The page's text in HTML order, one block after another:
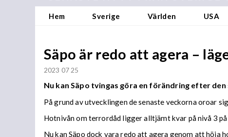
Hem Sverige Världen USA
Säpo är redo att agera –
2023 07 25
Nu kan Säpo tvingas göra en förändring efter
På grund av utvecklingen de senaste veckorna oroar
Hotnivån om terrordåd ligger alltjämt kvar på nivå 3
Nu kan Säpo dock vara redo att agera genom att